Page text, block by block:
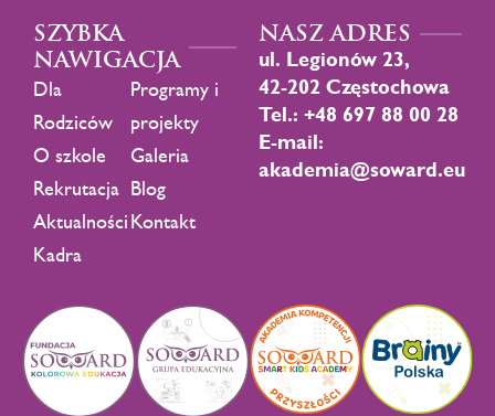
SZYBKA
NAWIGACJA
Dla
Rodziców
O szkole
Rekrutacja
Aktualności
Kadra
Programy i
projekty
Galeria
Blog
Kontakt
NASZ ADRES
ul. Legionów 23,
42-202 Częstochowa
Tel.: +48 697 88 00 28
E-mail:
akademia@soward.eu